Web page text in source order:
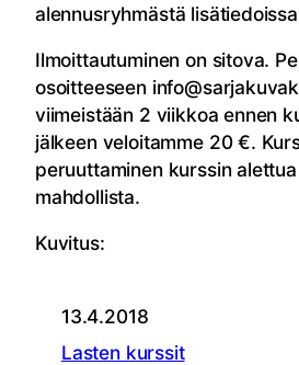
alennusryhmästä
Ilmoittautuminen on sitova.
osoitteeseen
viimeistään 2 viikkoa ennen
jälkeen veloitamme 20 €.
peruuttaminen kurssin
mahdollista.
Kuvitus:
13.4.2018
Lasten kurssit